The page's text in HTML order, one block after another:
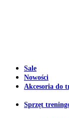
Sale
Nowości
Akcesoria do
Sprzęt